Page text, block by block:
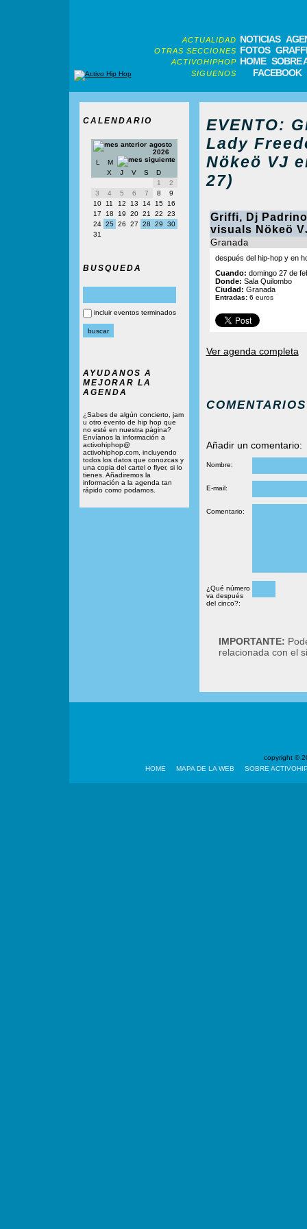
ACTUALIDAD NOTICIAS
OTRAS SECCIONES FOTOS
ACTIVOHIPHOP HOME SOBRE
SIGUENOS FACEBOOK
CALENDARIO
agosto
2026
L
M
X
J V S
D
1
2
3
4 5 6 7 8
9
10
11 12 13 14 15
16
17
18 19 20 21 22
23
24 25 26 27 28 29
30
31
BUSQUEDA
incluir eventos terminados
AYUDANOS A
MEJORAR LA
AGENDA
¿Sabes de algún concierto, jam
u otro evento de hip hop que
no esté en nuestra página?
Envíanos la información a
activohiphop@
activohiphop.com, incluyendo
todos los datos que conozcas y
una copia del cartel o flyer, si lo
tienes. Añadiremos la
información a la agenda tan
rápido como podamos.
EVENTO:
Lady
Nökeö VJ
27)
Griffi, Dj
visuals Nökeö
Granada
después del hip-hop y en
Cuando: domingo 27 de
Donde: Sala Quilombo
Ciudad: Granada
Entradas: 6 euros
Ver agenda completa
COMENTARIOS
Añadir un comentario:
Nombre:
E-mail:
Comentario:
¿Qué número
va después
del cinco?:
IMPORTANTE:
relacionada con el
copyright ©
HOME
MAPA DE LA WEB SOBRE